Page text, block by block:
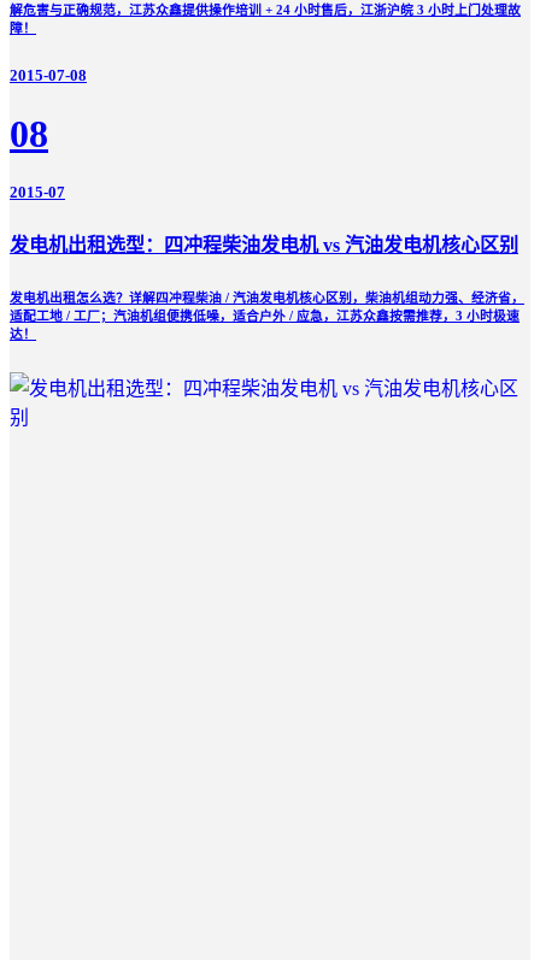
解危害与正确规范，江苏众鑫提供操作培训 + 24 小时售后，江浙沪皖 3 小时上门处理故
障！
2015-07-08
08
2015-07
发电机出租选型：四冲程柴油发电机 vs 汽油发电机核心区别
发电机出租怎么选？详解四冲程柴油 / 汽油发电机核心区别，柴油机组动力强、经济省，
适配工地 / 工厂；汽油机组便携低噪，适合户外 / 应急，江苏众鑫按需推荐，3 小时极速
达！